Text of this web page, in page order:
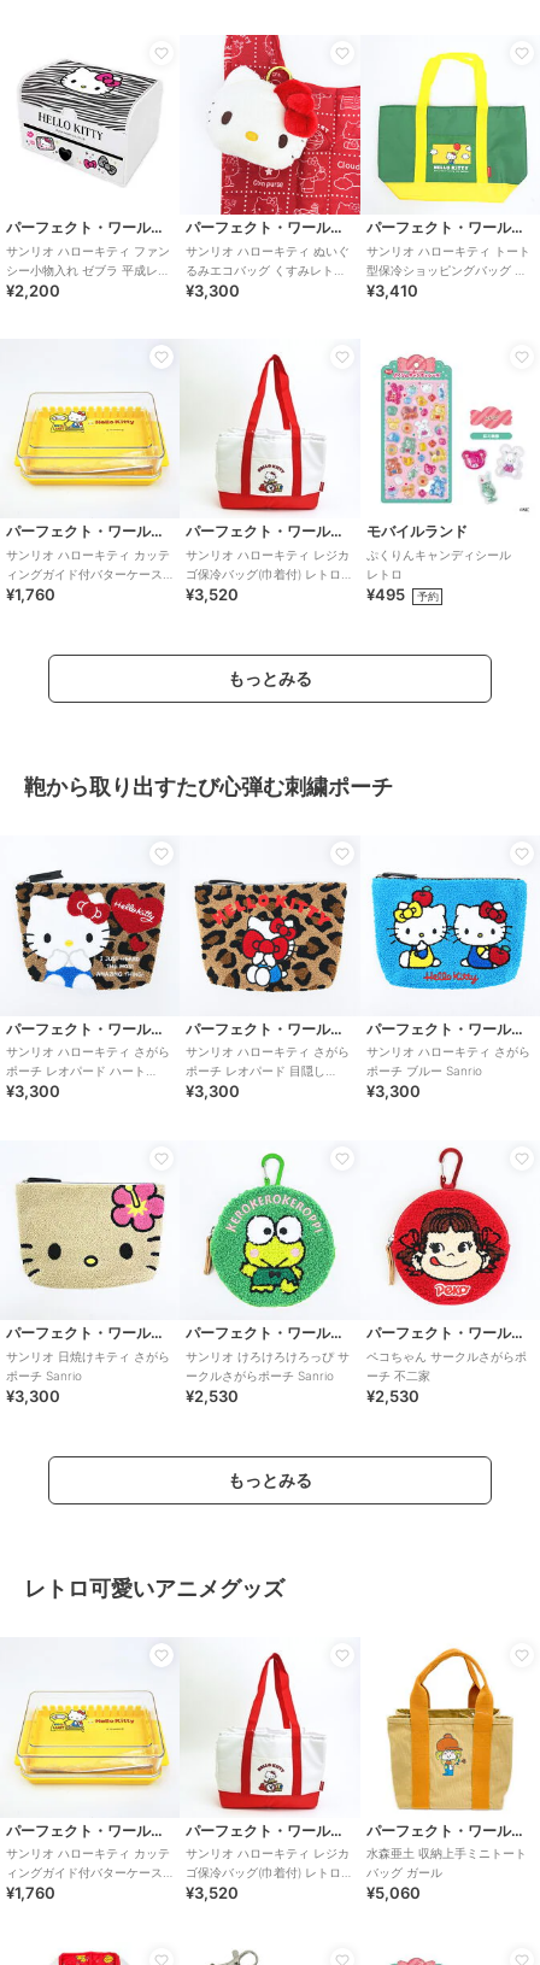
パーフェクト・ワールド・トーキョー
サンリオ ハローキティ ファン
シー小物入れ ゼブラ 平成レト
ロ Sanrio
¥2,200
パーフェクト・ワールド・トーキョー
サンリオ ハローキティ ぬいぐ
るみエコバッグ くすみレトロ
シリーズ Sanrio
¥3,300
パーフェクト・ワールド・トーキョー
サンリオ ハローキティ トート
型保冷ショッピングバッグ レ
トロ25 Sanrio
¥3,410
パーフェクト・ワールド・トーキョー
サンリオ ハローキティ カッテ
ィングガイド付バターケース
¥1,760
パーフェクト・ワールド・トーキョー
サンリオ ハローキティ レジカ
ゴ保冷バッグ(巾着付) レトロ
25 Sanrio
¥3,520
モバイルランド
ぷくりんキャンディシール
レトロ
¥495 予約
もっとみる
鞄から取り出すたび心弾む刺繍ポーチ
パーフェクト・ワールド・トーキョー
サンリオ ハローキティ さがら
ポーチ レオパード ハート
Sanrio
¥3,300
パーフェクト・ワールド・トーキョー
サンリオ ハローキティ さがら
ポーチ レオパード 目隠し
Sanrio
¥3,300
パーフェクト・ワールド・トーキョー
サンリオ ハローキティ さがら
ポーチ ブルー Sanrio
¥3,300
パーフェクト・ワールド・トーキョー
サンリオ 日焼けキティ さがら
ポーチ Sanrio
¥3,300
パーフェクト・ワールド・トーキョー
サンリオ けろけろけろっぴ サ
ークルさがらポーチ Sanrio
¥2,530
パーフェクト・ワールド・トーキョー
ペコちゃん サークルさがらポ
ーチ 不二家
¥2,530
もっとみる
レトロ可愛いアニメグッズ
パーフェクト・ワールド・トーキョー
サンリオ ハローキティ カッテ
ィングガイド付バターケース
¥1,760
パーフェクト・ワールド・トーキョー
サンリオ ハローキティ レジカ
ゴ保冷バッグ(巾着付) レトロ
25 Sanrio
¥3,520
パーフェクト・ワールド・トーキョー
水森亜土 収納上手ミニトート
バッグ ガール
¥5,060